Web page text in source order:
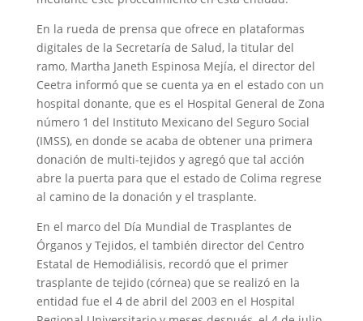
En la rueda de prensa que ofrece en plataformas
digitales de la Secretaría de Salud, la titular del
ramo, Martha Janeth Espinosa Mejía, el director del
Ceetra informó que se cuenta ya en el estado con un
hospital donante, que es el Hospital General de Zona
número 1 del Instituto Mexicano del Seguro Social
(IMSS), en donde se acaba de obtener una primera
donación de multi-tejidos y agregó que tal acción
abre la puerta para que el estado de Colima regrese
al camino de la donación y el trasplante.
En el marco del Día Mundial de Trasplantes de
Órganos y Tejidos, el también director del Centro
Estatal de Hemodiálisis, recordó que el primer
trasplante de tejido (córnea) que se realizó en la
entidad fue el 4 de abril del 2003 en el Hospital